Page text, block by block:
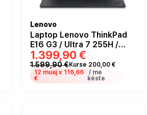
Lenovo
Laptop Lenovo ThinkPad
E16 G3 / Ultra 7 255H /
32GB DDR5 / 1TB / 16"
WUXGA IPS 60Hz / Intel
Arc 140T / DE / e zezë
1.399,90 €
1.599,90 €Kurse 200,00 €
12 muaj x 116,66
€
/ me
këste